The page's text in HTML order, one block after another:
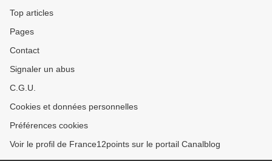
Top articles
Pages
Contact
Signaler un abus
C.G.U.
Cookies et données personnelles
Préférences cookies
Voir le profil de France12points sur le portail Canalblog